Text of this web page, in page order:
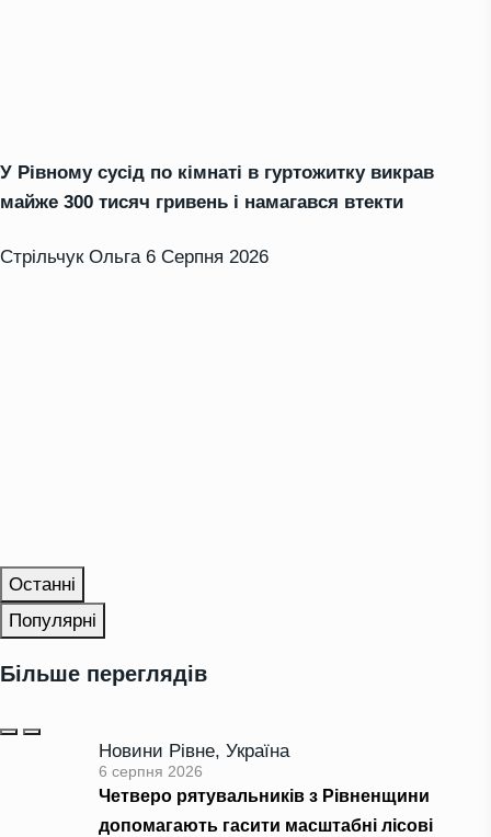
У Рівному сусід по кімнаті в гуртожитку викрав
майже 300 тисяч гривень і намагався втекти
Стрільчук Ольга 6 Серпня 2026
Останні
Популярні
Більше переглядів
Новини Рівне, Україна
6 серпня 2026
Четверо рятувальників з Рівненщини
допомагають гасити масштабні лісові